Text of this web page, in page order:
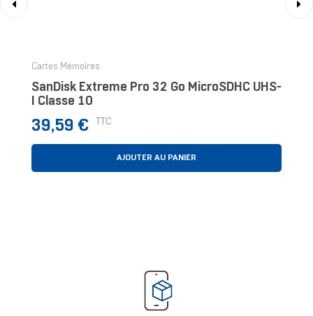
Cartes Mémoires
SanDisk Extreme Pro 32 Go MicroSDHC UHS-
I Classe 10
Prix
39,59 € TTC
AJOUTER AU PANIER